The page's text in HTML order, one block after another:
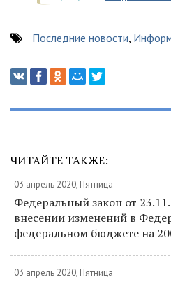
Последние новости,
ЧИТАЙТЕ ТАКЖЕ:
03 апрель 2020, Пятница
Федеральный закон от
внесении изменений в
федеральном бюджете на
03 апрель 2020, Пятница